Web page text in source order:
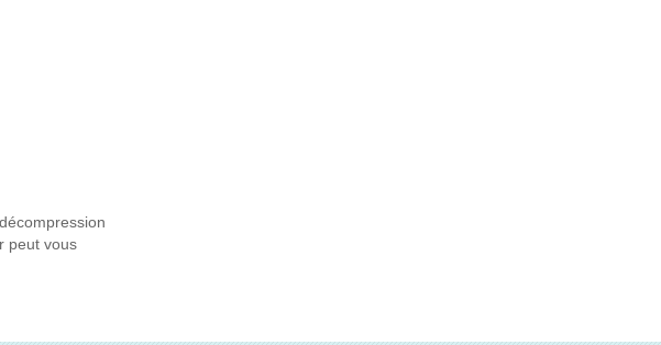
peut vous